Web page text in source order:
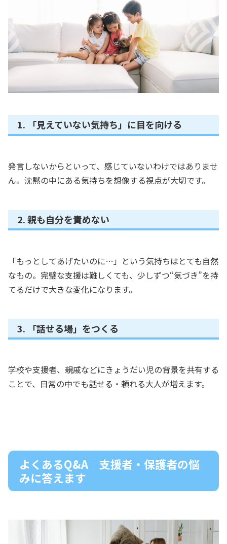
1. 「見えていない気持ち」に目を向ける
発言しないからといって、感じていないわけではありませ
ん。沈黙の中にある気持ちを想像する視点が大切です。
2. 親も自分を責めない
「もっとしてあげたいのに…」という気持ちはとても自然
なもの。完璧な支援は難しくても、少しずつ“気づき”を持
てるだけで大きな変化になります。
3. 「話せる場」をつくる
学校や支援者、親戚などにきょうだい児の背景を共有する
ことで、日常の中でも話せる・頼れる大人が増えます。
よくあるQ&A｜支援者・保護者の悩
みに答えます